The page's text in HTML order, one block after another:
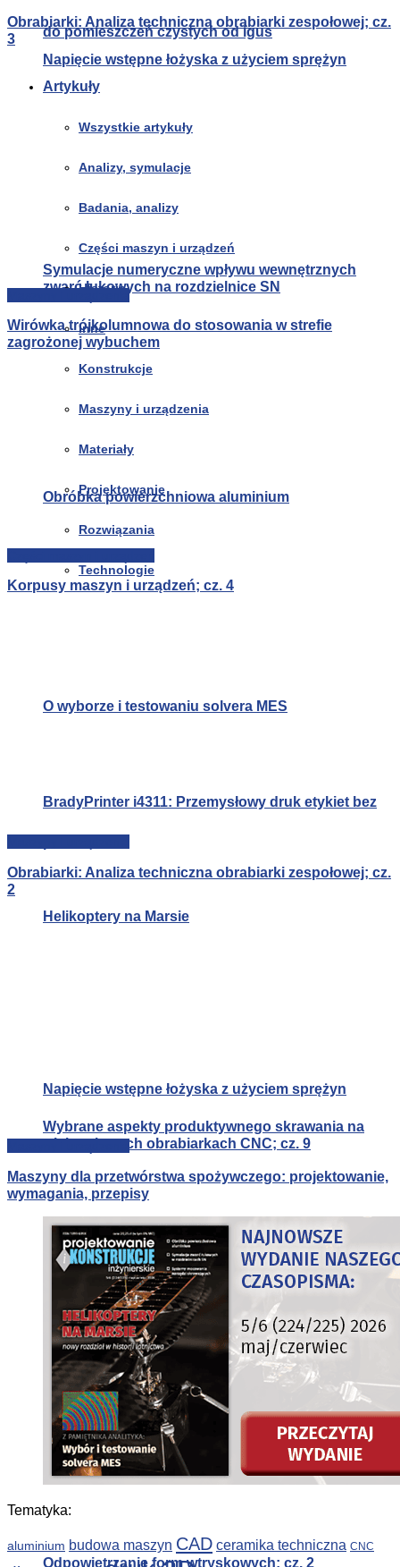
Napięcie wstępne łożyska z użyciem sprężyn
Symulacje numeryczne wpływu wewnętrznych
zwarć łukowych na rozdzielnice SN
Obróbka powierzchniowa aluminium
O wyborze i testowaniu solvera MES
Helikoptery na Marsie
Wybrane aspekty produktywnego skrawania na
wieloosiowych obrabiarkach CNC; cz. 9
Systemy mocowania narzędzi skrawających
Odpowietrzanie form wtryskowych; cz. 2
do pomieszczeń czystych od igus
Artykuły
Wszystkie artykuły
Analizy, symulacje
Badania, analizy
Części maszyn i urządzeń
Historia
Inne
Konstrukcje
Maszyny i urządzenia
Materiały
Projektowanie
Rozwiązania
Technologie
BradyPrinter i4311: Przemysłowy druk etykiet bez
Napięcie wstępne łożyska z użyciem sprężyn
Symulacje numeryczne wpływu wewnętrznych
zwarć łukowych na rozdzielnice SN
Obrabiarki: Analiza techniczna obrabiarki zespołowej; cz.
3
Wirówka trójkolumnowa do stosowania w strefie
zagrożonej wybuchem
Korpusy maszyn i urządzeń; cz. 4
Obrabiarki: Analiza techniczna obrabiarki zespołowej; cz.
2
Maszyny dla przetwórstwa spożywczego: projektowanie,
wymagania, przepisy
Tematyka:
aluminium budowa maszyn CAD ceramika techniczna CNC